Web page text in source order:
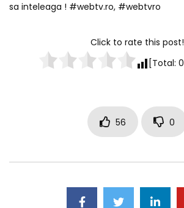
sa inteleaga ! #webtv.ro, #webtvro
Click to rate this post!
[Total: 0
56 0